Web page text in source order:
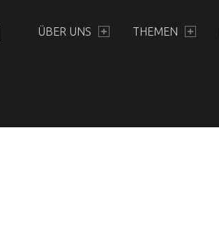
ÜBER UNS THEMEN